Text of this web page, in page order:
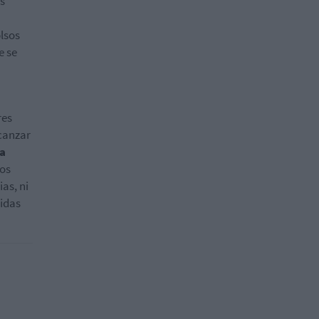
se
ni